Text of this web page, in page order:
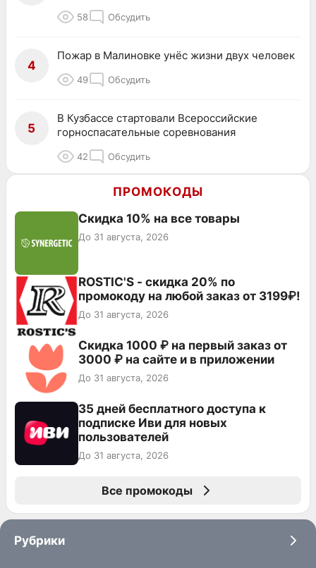
58 Обсудить
4
Пожар в Малиновке унёс жизни двух человек
49 Обсудить
5
В Кузбассе стартовали Всероссийские
горноспасательные соревнования
42 Обсудить
ПРОМОКОДЫ
Скидка 10% на все товары
До 31 августа, 2026
ROSTIC'S - скидка 20% по
промокоду на любой заказ от 3199₽!
До 31 августа, 2026
Скидка 1000 ₽ на первый заказ от
3000 ₽ на сайте и в приложении
До 31 августа, 2026
35 дней бесплатного доступа к
подписке Иви для новых
пользователей
До 31 августа, 2026
Все промокоды
Рубрики